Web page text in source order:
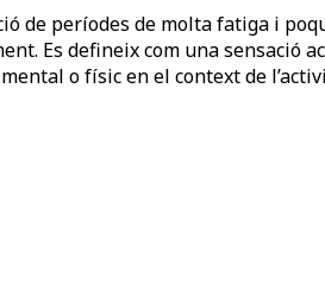
de períodes de molta fatiga i
Es defineix com una sensació
o físic en el context de